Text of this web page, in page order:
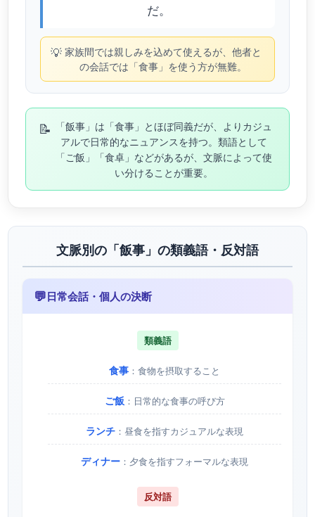
だ。
💡 家族間では親しみを込めて使えるが、他者と
の会話では「食事」を使う方が無難。
📝
「飯事」は「食事」とほぼ同義だが、よりカジュ
アルで日常的なニュアンスを持つ。類語として
「ご飯」「食卓」などがあるが、文脈によって使
い分けることが重要。
文脈別の「飯事」の類義語・反対語
💬日常会話・個人の決断
類義語
食事 ：食物を摂取すること
ご飯：日常的な食事の呼び方
ランチ ：昼食を指すカジュアルな表現
ディナー ：夕食を指すフォーマルな表現
反対語